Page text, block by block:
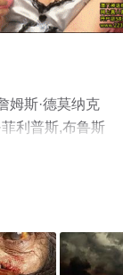
姆斯·德莫纳克
菲利普斯,布鲁斯
斯图亚特·鲁丁,
米内罗,小吉米·
高清无删减完
息可移步至豆